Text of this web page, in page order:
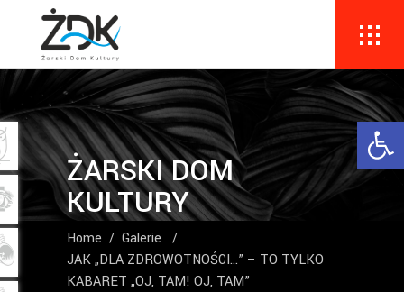
ŻARSKI DOM
KULTURY
Home / Galerie
/
JAK „DLA ZDROWOTNOŚCI…” – TO TYLKO
KABARET „OJ, TAM! OJ, TAM”